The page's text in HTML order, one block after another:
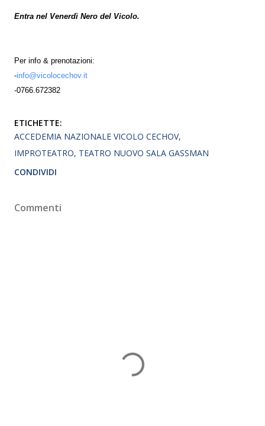
Entra nel Venerdì Nero del Vicolo.
Per info & prenotazioni:
-info@vicolocechov.it
-0766.672382
ETICHETTE:
ACCEDEMIA NAZIONALE VICOLO CECHOV
IMPROTEATRO TEATRO NUOVO SALA GASSMAN
CONDIVIDI
Commenti